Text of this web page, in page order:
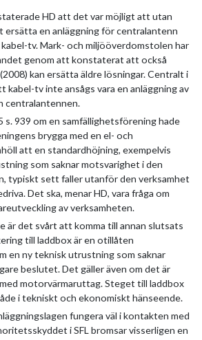
HD att det var möjligt att utan
ersätta en anläggning för centralantenn
tv. Mark- och miljööverdomstolen har
genom att konstaterat att också
kan ersätta äldre lösningar. Centralt i
kabel-tv inte ansågs vara en anläggning av
centralantennen.
s. 939 om en samfällighetsförening hade
brygga med en el- och
att en standardhöjning, exempelvis
som saknar motsvarighet i den
typiskt sett faller utanför den verksamhet
Det ska, menar HD, vara fråga om
av verksamheten.
är det svårt att komma till annan slutsats
till laddbox är en otillåten
en ny teknisk utrustning som saknar
beslutet. Det gäller även om det är
motorvärmaruttag. Steget till laddbox
i tekniskt och ekonomiskt hänseende.
fungera väl i kontakten med
i SFL bromsar visserligen en